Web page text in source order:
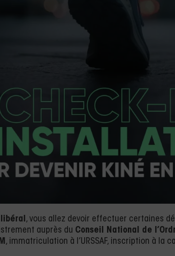
, vous allez devoir effectuer certaines
auprès du Conseil National de
, immatriculation à l’URSSAF, inscription à la